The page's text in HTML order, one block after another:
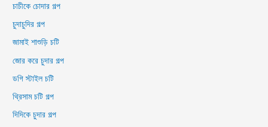
চাচীকে চোদার গল্প
চুদাচুদির গল্প
জামাই শাশুড়ি চটি
জোর করে চুদার গল্প
ডগি স্টাইল চটি
থ্রিসাম চটি গল্প
দিদিকে চুদার গল্প